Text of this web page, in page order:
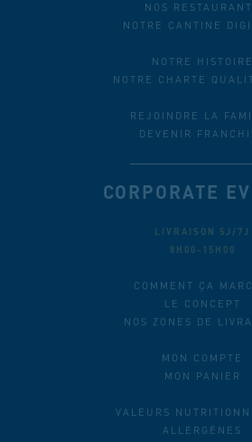
NOS
NOTRE CANTINE
NOTRE HISTOIRE
NOTRE CHARTE
REJOINDRE LA
DEVENIR
CORPORATE
LIVRAISON 5J/7J
8H00-15H00
COMMENT ÇA
LE CONCEPT
NOS ZONES DE
MON COMPTE
MON PANIER
VALEURS
ALLERGÈNES